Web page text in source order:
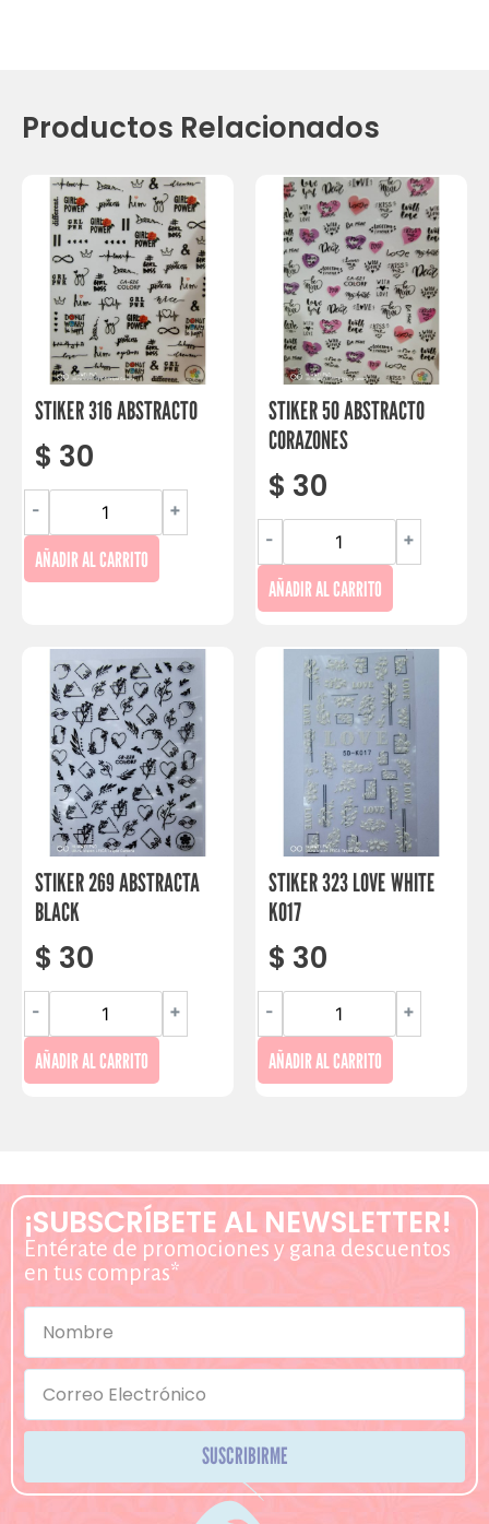
Productos Relacionados
STIKER 316 ABSTRACTO
$ 30
- +
AÑADIR AL CARRITO
STIKER 50 ABSTRACTO
CORAZONES
$ 30
- +
AÑADIR AL CARRITO
STIKER 269 ABSTRACTA
BLACK
$ 30
- +
AÑADIR AL CARRITO
STIKER 323 LOVE WHITE
K017
$ 30
- +
AÑADIR AL CARRITO
¡SUBSCRÍBETE AL NEWSLETTER!
Entérate de promociones y gana descuentos
en tus compras*
SUSCRIBIRME